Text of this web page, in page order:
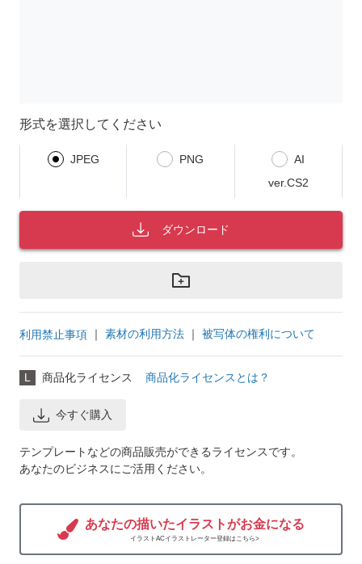
形式を選択してください
JPEG PNG
AI
ver.CS2
ダウンロード
利用禁止事項 ｜ 素材の利用方法 ｜ 被写体の権利について
L 商品化ライセンス 商品化ライセンスとは？
今すぐ購入
テンプレートなどの商品販売ができるライセンスです。
あなたのビジネスにご活用ください。
あなたの描いたイラストがお金になる
イラストACイラストレーター登録はこちら>